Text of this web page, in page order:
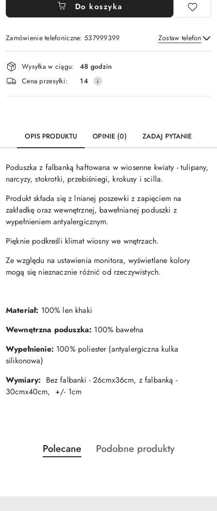
Do koszyka
Zamówienie telefoniczne: 537999399 Zostaw telefon
Wyślij
Dostępność
i
dostawa
Wysyłka w ciągu:
48 godzin
Cena przesyłki:
14
OPIS PRODUKTU OPINIE (0) ZADAJ PYTANIE
Poduszka z falbanką haftowana w wiosenne kwiaty - tulipany,
narcyzy, stokrotki, przebiśniegi, krokusy i scilla.
Produkt składa się z lnianej poszewki z zapięciem na
zakładkę oraz wewnętrznej, bawełnianej poduszki z
wypełnieniem antyalergicznym.
Pięknie podkreśli klimat wiosny we wnętrzach.
Ze względu na ustawienia monitora, wyświetlane kolory
mogą się nieznacznie różnić od rzeczywistych.
Materiał: 100% len khaki
Wewnętrzna poduszka: 100% bawełna
Wypełnienie: 100% poliester (antyalergiczna kulka
silikonowa)
Wymiary: Bez falbanki - 26cmx36cm, z falbanką -
30cmx40cm, +/- 1cm
Pomiń karuzelę produktów
Produkty
o
Polecane
Produkty
Podobne produkty